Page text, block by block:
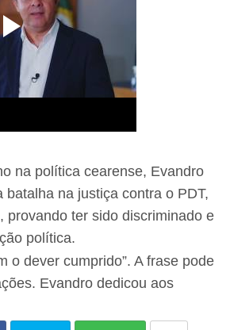
na política cearense, Evandro
batalha na justiça contra o PDT,
provando ter sido discriminado e
política.
o dever cumprido”. A frase pode
Evandro dedicou aos